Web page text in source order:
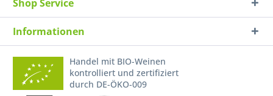
Shop Service
Informationen
Handel mit BIO-Weinen
kontrolliert und zertifiziert
durch DE-ÖKO-009